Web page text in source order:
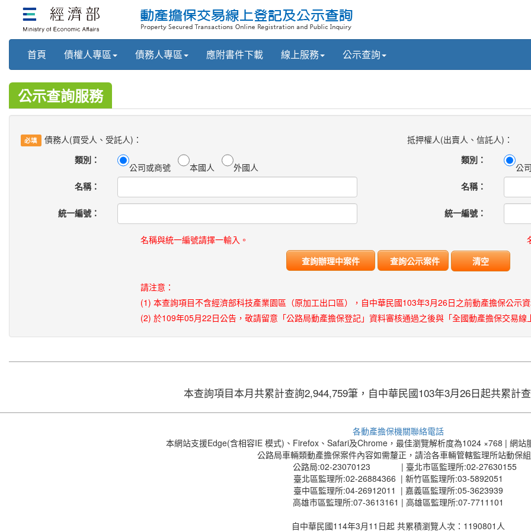
首頁 債權人專區 債務人專區 應附書件下載 線上服務 公示查詢
公示查詢服務
必填
債務人(買受人、受託人)：
類別：
公司或商號 本國人
外國人
名稱：
統一編號：
名稱與統一編號請擇一輸入。
抵押權人(出賣人、信託人)：
類別：
公
名稱：
統一編號：
請注意：
(1) 本查詢項目不含經濟部科技產業園區（原加工出口區），自中華民國103年3月26日之前動產擔保公示
(2) 於109年05月22日公告，敬請留意「公路局動產擔保登記」資料審核通過之後與「全國動產擔保交易
本查詢項目本月共累計查詢2,944,759筆，自中華民國103年3月26日起共累計
各動產擔保機關聯絡電話
本網站支援Edge(含相容IE 模式)、Firefox、Safari及Chrome，最佳瀏覽解析度為1024 ×768 | 網站
公路局車輛類動產擔保案件內容如需釐正，請洽各車輛管轄監理所站動保
公路局:02-23070123 | 臺北市區監理所:02-27630155
臺北區監理所:02-26884366 | 新竹區監理所:03-5892051
臺中區監理所:04-26912011 | 嘉義區監理所:05-3623939
高雄市區監理所:07-3613161 | 高雄區監理所:07-7711101
自中華民國114年3月11日起 共累積瀏覽人次：1190801人